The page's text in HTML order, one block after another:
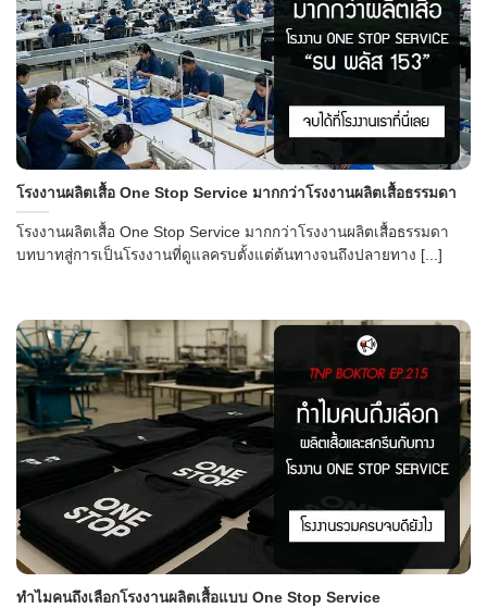
โรงงานผลิตเสื้อ One Stop Service มากกว่าโรงงานผลิตเสื้อธรรมดา
โรงงานผลิตเสื้อ One Stop Service มากกว่าโรงงานผลิตเสื้อธรรมดา
บทบาทสู่การเป็นโรงงานที่ดูแลครบตั้งแต่ต้นทางจนถึงปลายทาง [...]
ทำไมคนถึงเลือกโรงงานผลิตเสื้อแบบ One Stop Service